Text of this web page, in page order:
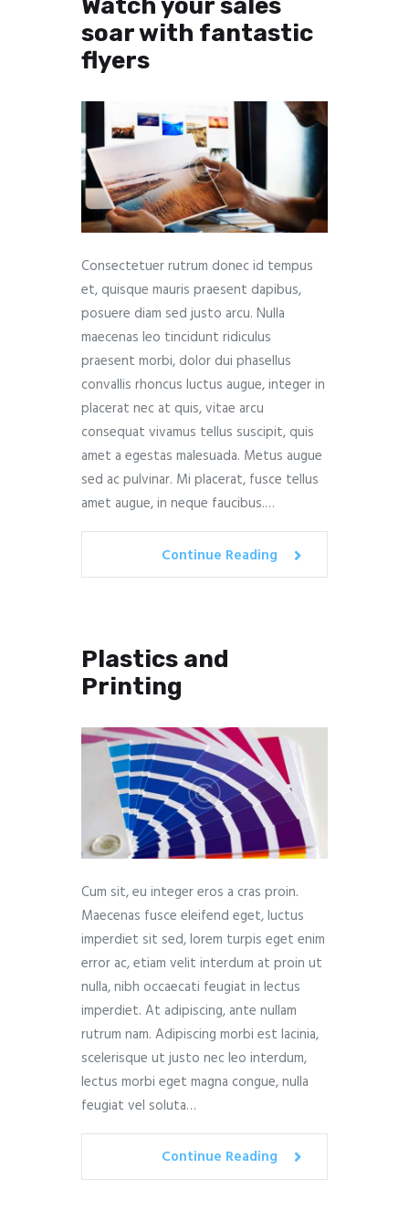
soar with fantastic
flyers
Consectetuer rutrum donec id tempus
et, quisque mauris praesent dapibus,
posuere diam sed justo arcu. Nulla
maecenas leo tincidunt ridiculus
praesent morbi, dolor dui phasellus
convallis rhoncus luctus augue, integer in
placerat nec at quis, vitae arcu
consequat vivamus tellus suscipit, quis
amet a egestas malesuada. Metus augue
sed ac pulvinar. Mi placerat, fusce tellus
amet augue, in neque faucibus.…
Continue Reading
Plastics and
Printing
Cum sit, eu integer eros a cras proin.
Maecenas fusce eleifend eget, luctus
imperdiet sit sed, lorem turpis eget enim
error ac, etiam velit interdum at proin ut
nulla, nibh occaecati feugiat in lectus
imperdiet. At adipiscing, ante nullam
rutrum nam. Adipiscing morbi est lacinia,
scelerisque ut justo nec leo interdum,
lectus morbi eget magna congue, nulla
feugiat vel soluta…
Continue Reading